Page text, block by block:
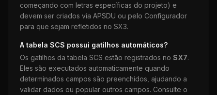
começando com letras específicas do projeto) e
devem ser criados via APSDU ou pelo Configurador
para que sejam refletidos no SX3.
A tabela SCS possui gatilhos automáticos?
Os gatilhos da tabela SCS estão registrados no SX7.
Eles são executados automaticamente quando
determinados campos são preenchidos, ajudando a
validar dados ou popular outros campos. Consulte o